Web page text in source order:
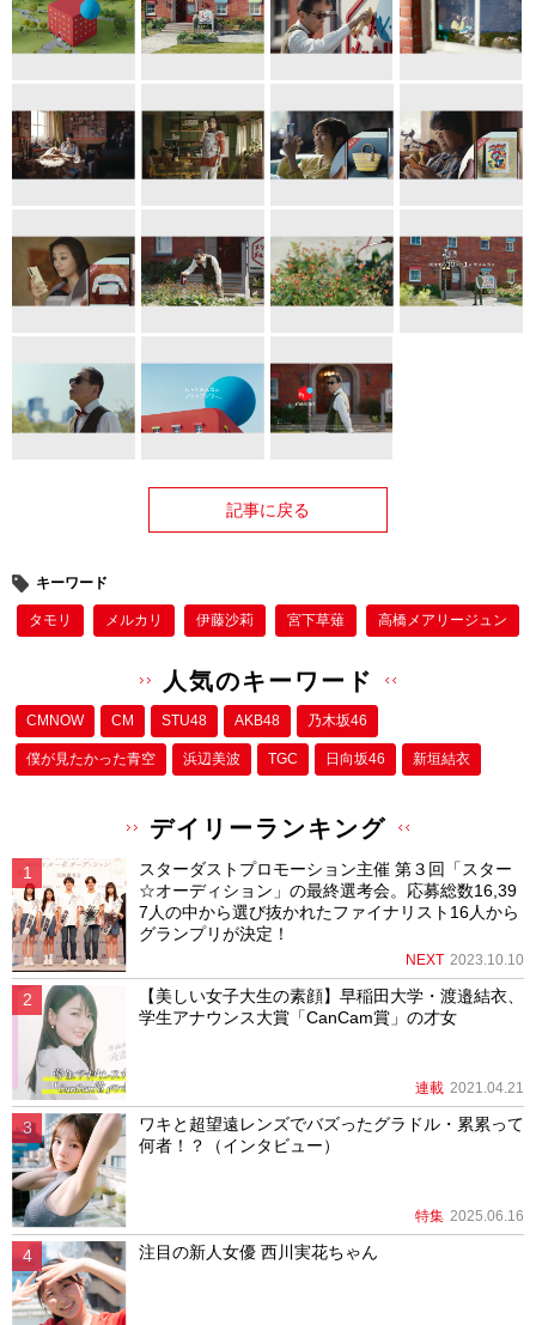
記事に戻る
キーワード
タモリ メルカリ 伊藤沙莉 宮下草薙 高橋メアリージュン
人気のキーワード
CMNOW CM STU48 AKB48 乃木坂46
僕が⾒たかった⻘空 浜辺美波 TGC 日向坂46 新垣結衣
デイリーランキング
スターダストプロモーション主催 第３回「スター
☆オーディション」の最終選考会。応募総数16,39
7人の中から選び抜かれたファイナリスト16人から
グランプリが決定！
NEXT 2023.10.10
【美しい女子大生の素顔】早稲田大学・渡邉結衣、
学生アナウンス大賞「CanCam賞」の才女
連載 2021.04.21
ワキと超望遠レンズでバズったグラドル・累累って
何者！？（インタビュー）
特集 2025.06.16
注目の新人女優 西川実花ちゃん